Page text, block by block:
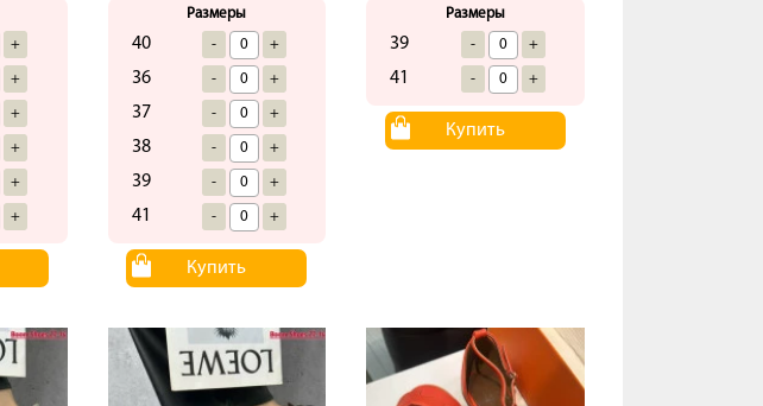
+
+
+
+
+
+
Размеры
40 - +
36 - +
37 - +
38 - +
39 - +
41 - +
Купить
Размеры
39 - +
41 - +
Купить